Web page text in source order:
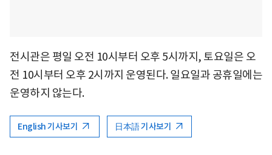
전시관은 평일 오전 10시부터 오후 5시까지, 토요일은 오
전 10시부터 오후 2시까지 운영된다. 일요일과 공휴일에는
운영하지 않는다.
English 기사보기 日本語 기사보기